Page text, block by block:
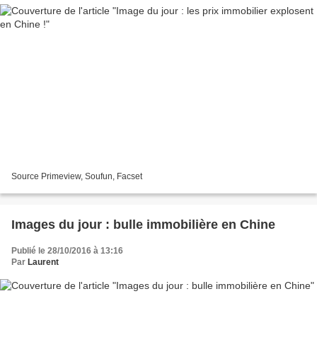
Source Primeview, Soufun, Facset
Images du jour : bulle immobilière en Chine
Publié le 28/10/2016 à 13:16
Par Laurent